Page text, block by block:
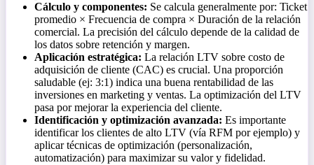
Cálculo y componentes: Se calcula generalmente por: Ticket
promedio × Frecuencia de compra × Duración de la relación
comercial. La precisión del cálculo depende de la calidad de
los datos sobre retención y margen.
Aplicación estratégica: La relación LTV sobre costo de
adquisición de cliente (CAC) es crucial. Una proporción
saludable (ej: 3:1) indica una buena rentabilidad de las
inversiones en marketing y ventas. La optimización del LTV
pasa por mejorar la experiencia del cliente.
Identificación y optimización avanzada: Es importante
identificar los clientes de alto LTV (vía RFM por ejemplo) y
aplicar técnicas de optimización (personalización,
automatización) para maximizar su valor y fidelidad.